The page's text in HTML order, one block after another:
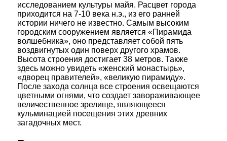
исследованием культуры майя. Расцвет города
приходится на 7-10 века н.э., из его ранней
истории ничего не известно. Самым высоким
городским сооружением является «Пирамида
волшебника», оно представляет собой пять
воздвигнутых один поверх другого храмов.
Высота строения достигает 38 метров. Также
здесь можно увидеть «женский монастырь»,
«дворец правителей», «великую пирамиду».
После захода солнца все строения освещаются
цветными огнями, что создает завораживающее
величественное зрелище, являющееся
кульминацией посещения этих древних
загадочных мест.